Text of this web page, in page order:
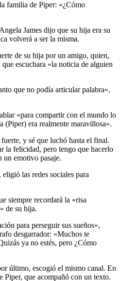
familia de Piper: «¿Cómo
James dijo que su hija era su
volverá a ser la misma.
de su hija por un amigo, quien,
escuchara «la noticia de alguien
que no podía articular palabra»,
«para compartir con el mundo lo
(Piper) era realmente maravillosa».
y sé que luchó hasta el final.
la felicidad, pero tengo que hacerlo
un emotivo pasaje.
las redes sociales para
siempre recordará la «risa
de su hija.
para perseguir sus sueños»,
desgarrador: «Muchos te
ya no estés, pero ¿Cómo
último, escogió el mismo canal. En
Piper, que acompañó con un texto.